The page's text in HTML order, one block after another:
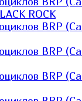
ROCK
BRP
BRP
BRP